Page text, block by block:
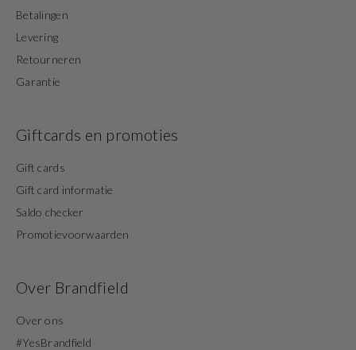
Betalingen
Levering
Retourneren
Garantie
Giftcards en promoties
Gift cards
Gift card informatie
Saldo checker
Promotievoorwaarden
Over Brandfield
Over ons
#YesBrandfield